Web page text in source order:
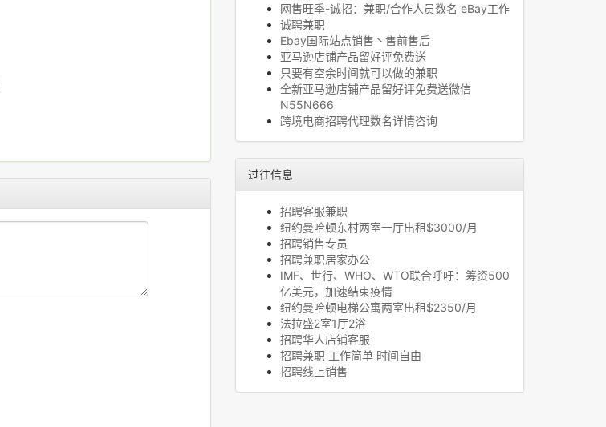
网售旺季-诚招：兼职/合作人员数名 eBay工作
诚聘兼职
Ebay国际站点销售丶售前售后
亚马逊店铺产品留好评免费送
只要有空余时间就可以做的兼职
全新亚马逊店铺产品留好评免费送微信
N55N666
跨境电商招聘代理数名详情咨询
过往信息
招聘客服兼职
纽约曼哈顿东村两室一厅出租$3000/月
招聘销售专员
招聘兼职居家办公
IMF、世行、WHO、WTO联合呼吁：筹资500
亿美元，加速结束疫情
纽约曼哈顿电梯公寓两室出租$2350/月
法拉盛2室1厅2浴
招聘华人店铺客服
招聘兼职 工作简单 时间自由
招聘线上销售